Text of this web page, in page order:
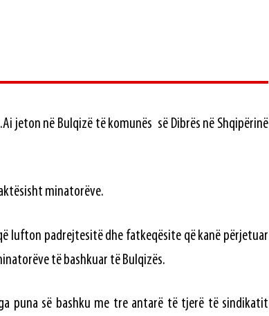
jeton në Bulqizë të komunës së Dibrës në Shqipërinë
minatorëve.
lufton padrejtesitë dhe fatkeqësite që kanë përjetuar
të bashkuar të Bulqizës.
puna së bashku me tre antarë të tjerë të sindikatit